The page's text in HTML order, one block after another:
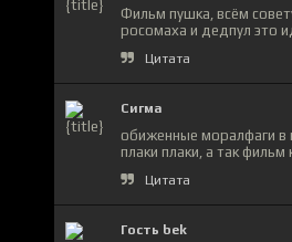
Фильм пушка, всём
росомаха и дедпул это
Цитата
Сигма
обиженные моралфаги в
плаки плаки, а так фильм
Цитата
Гость bek